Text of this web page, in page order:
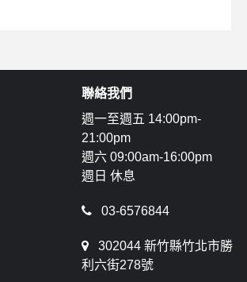
聯絡我們
週一至週五 14:00pm-
21:00pm
週六 09:00am-16:00pm
週日 休息
03-6576844
302044 新竹縣竹北市勝
利六街278號